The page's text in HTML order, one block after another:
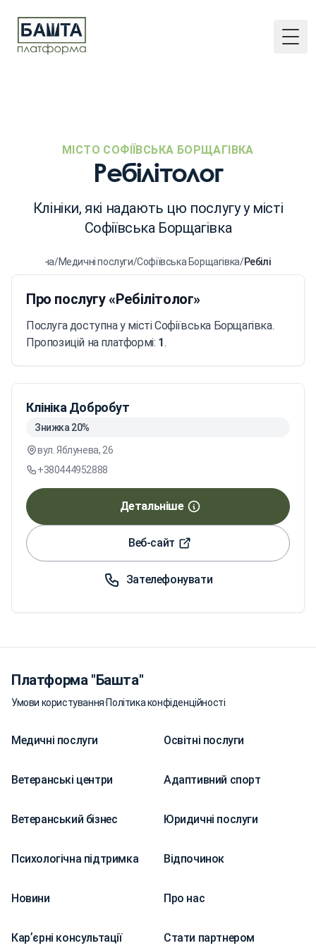
МІСТО СОФІЇВСЬКА БОРЩАГІВКА
Ребілітолог
Клініки, які надають цю послугу у місті
Софіївська Борщагівка
Головна/Медичні послуги/Софіївська Борщагівка/Ребілітолог
Про послугу «Ребілітолог»
Послуга доступна у місті Софіївська Борщагівка.
Пропозицій на платформі: 1.
Клініка Добробут
Знижка 20%
вул. Яблунева, 26
+380444952888
Детальніше
Веб-сайт
Зателефонувати
Платформа "Башта"
Умови користування·Політика конфіденційності
Медичні послуги Освітні послуги
Ветеранські центри Адаптивний спорт
Ветеранський бізнес Юридичні послуги
Психологічна підтримка Відпочинок
Новини Про нас
Карʼєрні консультації Стати партнером